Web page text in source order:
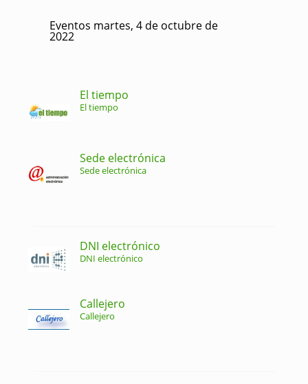
Eventos martes, 4 de octubre de
2022
El tiempo
El tiempo
Sede electrónica
Sede electrónica
DNI electrónico
DNI electrónico
Callejero
Callejero